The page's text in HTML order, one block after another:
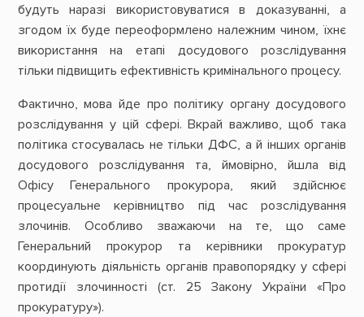
будуть наразі використовуватися в доказуванні, а
згодом їх буде переоформлено належним чином, їхнє
використання на етапі досудового розслідування
тільки підвищить ефективність кримінального процесу.
Фактично, мова йде про політику органу досудового
розслідування у цій сфері. Вкрай важливо, щоб така
політика стосувалась не тільки ДФС, а й інших органів
досудового розслідування та, ймовірно, йшла від
Офісу Генерального прокурора, який здійснює
процесуальне керівництво під час розслідування
злочинів. Особливо зважаючи на те, що саме
Генеральний прокурор та керівники прокуратур
координують діяльність органів правопорядку у сфері
протидії злочинності (ст. 25 Закону України «Про
прокуратуру»).